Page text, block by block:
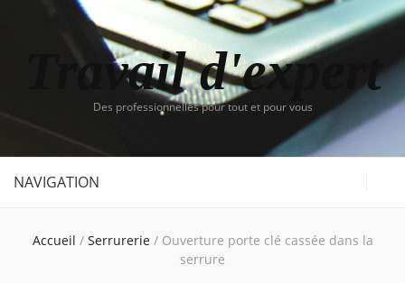
Travail d'expert
Des professionnelles pour tout et pour vous
NAVIGATION
Accueil / Serrurerie / Ouverture porte clé cassée dans la
serrure